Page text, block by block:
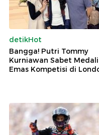
detikHot
Bangga! Putri Tommy
Kurniawan Sabet Medali
Emas Kompetisi di